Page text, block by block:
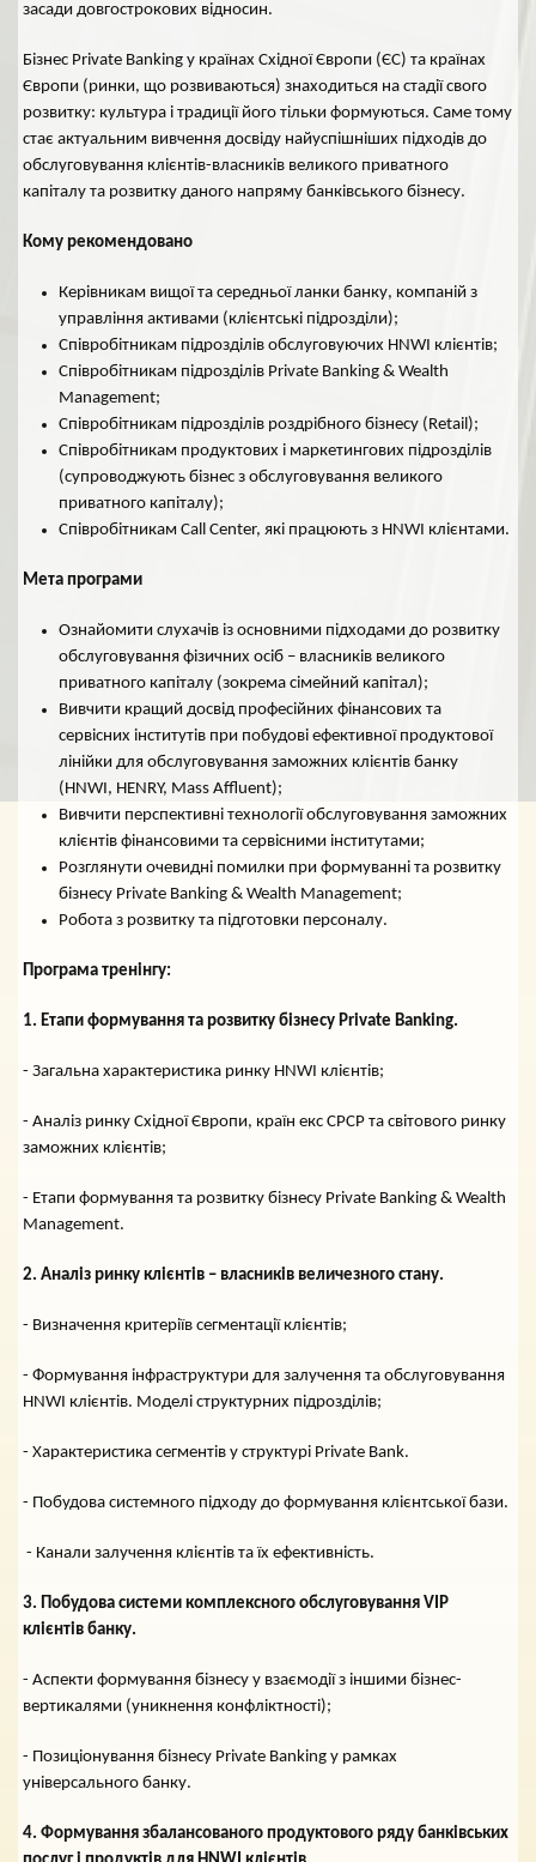
засади довгострокових відносин.
Бізнес Private Banking у країнах Східної Європи (ЄС) та країнах
Європи (ринки, що розвиваються) знаходиться на стадії свого
розвитку: культура і традиції його тільки формуються. Саме тому
стає актуальним вивчення досвіду найуспішніших підходів до
обслуговування клієнтів-власників великого приватного
капіталу та розвитку даного напряму банківського бізнесу.
Кому рекомендовано
Керівникам вищої та середньої ланки банку, компаній з
управління активами (клієнтські підрозділи);
Співробітникам підрозділів обслуговуючих HNWI клієнтів;
Співробітникам підрозділів Private Banking & Wealth
Management;
Співробітникам підрозділів роздрібного бізнесу (Retail);
Співробітникам продуктових і маркетингових підрозділів
(супроводжують бізнес з обслуговування великого
приватного капіталу);
Співробітникам Call Center, які працюють з HNWI клієнтами.
Мета програми
Ознайомити слухачів із основними підходами до розвитку
обслуговування фізичних осіб – власників великого
приватного капіталу (зокрема сімейний капітал);
Вивчити кращий досвід професійних фінансових та
сервісних інститутів при побудові ефективної продуктової
лінійки для обслуговування заможних клієнтів банку
(HNWI, HENRY, Mass Affluent);
Вивчити перспективні технології обслуговування заможних
клієнтів фінансовими та сервісними інститутами;
Розглянути очевидні помилки при формуванні та розвитку
бізнесу Private Banking & Wealth Management;
Робота з розвитку та підготовки персоналу.
Програма тренінгу:
1. Етапи формування та розвитку бізнесу Private Banking.
- Загальна характеристика ринку HNWI клієнтів;
- Аналіз ринку Східної Європи, країн екс СРСР та світового ринку
заможних клієнтів;
- Етапи формування та розвитку бізнесу Private Banking & Wealth
Management.
2. Аналіз ринку клієнтів – власників величезного стану.
- Визначення критеріїв сегментації клієнтів;
- Формування інфраструктури для залучення та обслуговування
HNWI клієнтів. Моделі структурних підрозділів;
- Характеристика сегментів у структурі Private Bank.
- Побудова системного підходу до формування клієнтської бази.
- Канали залучення клієнтів та їх ефективність.
3. Побудова системи комплексного обслуговування VIP
клієнтів банку.
- Аспекти формування бізнесу у взаємодії з іншими бізнес-
вертикалями (уникнення конфліктності);
- Позиціонування бізнесу Private Banking у рамках
універсального банку.
4. Формування збалансованого продуктового ряду банківських